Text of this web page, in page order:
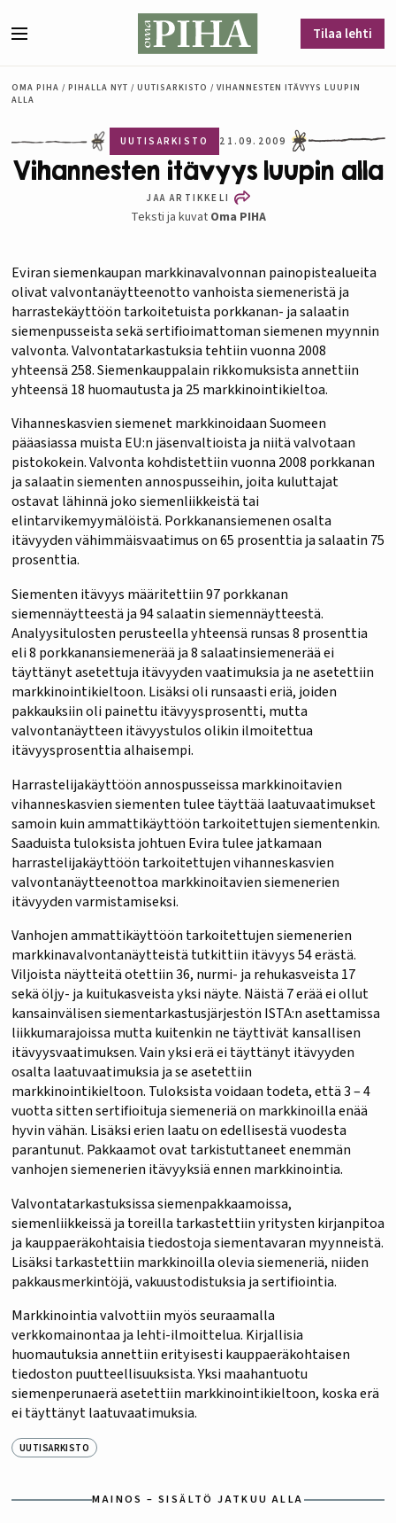
Tilaa lehti
OMA PIHA / PIHALLA NYT / UUTISARKISTO / VIHANNESTEN ITÄVYYS LUUPIN
ALLA
UUTISARKISTO 21.09.2009
Vihannesten itävyys luupin alla
JAA ARTIKKELI
Teksti ja kuvat Oma PIHA
Eviran siemenkaupan markkinavalvonnan painopistealueita
olivat valvontanäytteenotto vanhoista siemeneristä ja
harrastekäyttöön tarkoitetuista porkkanan- ja salaatin
siemenpusseista sekä sertifioimattoman siemenen myynnin
valvonta. Valvontatarkastuksia tehtiin vuonna 2008
yhteensä 258. Siemenkauppalain rikkomuksista annettiin
yhteensä 18 huomautusta ja 25 markkinointikieltoa.
Vihanneskasvien siemenet markkinoidaan Suomeen
pääasiassa muista EU:n jäsenvaltioista ja niitä valvotaan
pistokokein. Valvonta kohdistettiin vuonna 2008 porkkanan
ja salaatin siementen annospusseihin, joita kuluttajat
ostavat lähinnä joko siemenliikkeistä tai
elintarvikemyymälöistä. Porkkanansiemenen osalta
itävyyden vähimmäisvaatimus on 65 prosenttia ja salaatin 75
prosenttia.
Siementen itävyys määritettiin 97 porkkanan
siemennäytteestä ja 94 salaatin siemennäytteestä.
Analyysitulosten perusteella yhteensä runsas 8 prosenttia
eli 8 porkkanansiemenerää ja 8 salaatinsiemenerää ei
täyttänyt asetettuja itävyyden vaatimuksia ja ne asetettiin
markkinointikieltoon. Lisäksi oli runsaasti eriä, joiden
pakkauksiin oli painettu itävyysprosentti, mutta
valvontanäytteen itävyystulos olikin ilmoitettua
itävyysprosenttia alhaisempi.
Harrastelijakäyttöön annospusseissa markkinoitavien
vihanneskasvien siementen tulee täyttää laatuvaatimukset
samoin kuin ammattikäyttöön tarkoitettujen siementenkin.
Saaduista tuloksista johtuen Evira tulee jatkamaan
harrastelijakäyttöön tarkoitettujen vihanneskasvien
valvontanäytteenottoa markkinoitavien siemenerien
itävyyden varmistamiseksi.
Vanhojen ammattikäyttöön tarkoitettujen siemenerien
markkinavalvontanäytteistä tutkittiin itävyys 54 erästä.
Viljoista näytteitä otettiin 36, nurmi- ja rehukasveista 17
sekä öljy- ja kuitukasveista yksi näyte. Näistä 7 erää ei ollut
kansainvälisen siementarkastusjärjestön ISTA:n asettamissa
liikkumarajoissa mutta kuitenkin ne täyttivät kansallisen
itävyysvaatimuksen. Vain yksi erä ei täyttänyt itävyyden
osalta laatuvaatimuksia ja se asetettiin
markkinointikieltoon. Tuloksista voidaan todeta, että 3 – 4
vuotta sitten sertifioituja siemeneriä on markkinoilla enää
hyvin vähän. Lisäksi erien laatu on edellisestä vuodesta
parantunut. Pakkaamot ovat tarkistuttaneet enemmän
vanhojen siemenerien itävyyksiä ennen markkinointia.
Valvontatarkastuksissa siemenpakkaamoissa,
siemenliikkeissä ja toreilla tarkastettiin yritysten kirjanpitoa
ja kauppaeräkohtaisia tiedostoja siementavaran myynneistä.
Lisäksi tarkastettiin markkinoilla olevia siemeneriä, niiden
pakkausmerkintöjä, vakuustodistuksia ja sertifiointia.
Markkinointia valvottiin myös seuraamalla
verkkomainontaa ja lehti-ilmoittelua. Kirjallisia
huomautuksia annettiin erityisesti kauppaeräkohtaisen
tiedoston puutteellisuuksista. Yksi maahantuotu
siemenperunaerä asetettiin markkinointikieltoon, koska erä
ei täyttänyt laatuvaatimuksia.
UUTISARKISTO
MAINOS – SISÄLTÖ JATKUU ALLA